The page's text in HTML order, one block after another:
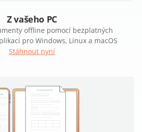
Z vašeho PC
offline pomocí bezplatných
pro Windows, Linux a macOS
Stáhnout nyní